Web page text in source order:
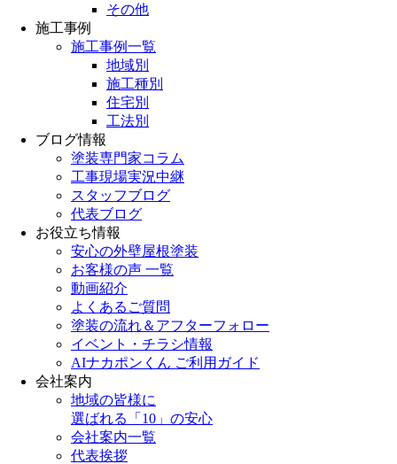
その他
施工事例
施工事例一覧
地域別
施工種別
住宅別
工法別
ブログ情報
塗装専門家コラム
工事現場実況中継
スタッフブログ
代表ブログ
お役立ち情報
安心の外壁屋根塗装
お客様の声 一覧
動画紹介
よくあるご質問
塗装の流れ＆アフターフォロー
イベント・チラシ情報
AIナカポンくん ご利用ガイド
会社案内
地域の皆様に
選ばれる「10」の安心
会社案内一覧
代表挨拶